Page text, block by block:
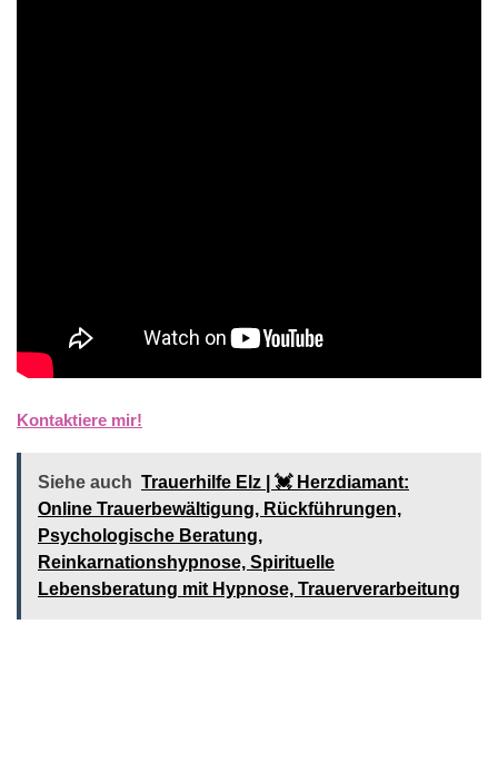
Kontaktiere mir!
Siehe auch Trauerhilfe Elz | 💓️️ Herzdiamant:
Online Trauerbewältigung, Rückführungen,
Psychologische Beratung,
Reinkarnationshypnose, Spirituelle
Lebensberatung mit Hypnose, Trauerverarbeitung